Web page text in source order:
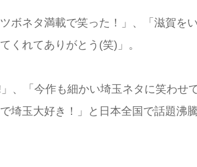
ボネタ満載で笑った！」、「滋賀を
くれてありがとう(笑)」。
」、「今作も細かい埼玉ネタに笑わ
埼玉大好き！」と日本全国で話題沸騰